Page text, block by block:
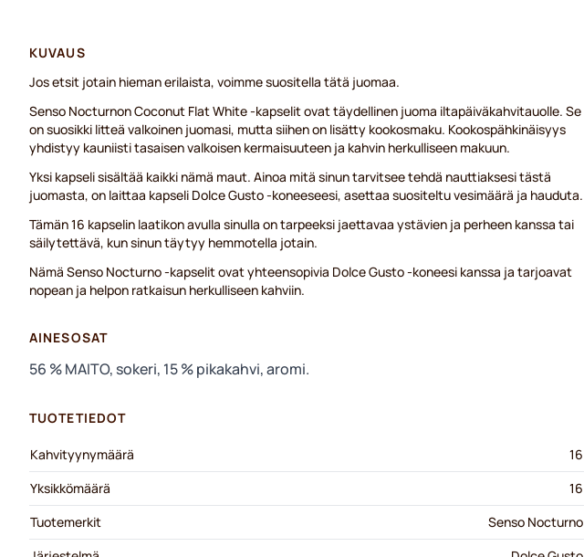
KUVAUS
Jos etsit jotain hieman erilaista, voimme suositella tätä juomaa.
Senso Nocturnon Coconut Flat White -kapselit ovat täydellinen juoma iltapäiväkahvitauolle. Se
on suosikki litteä valkoinen juomasi, mutta siihen on lisätty kookosmaku. Kookospähkinäisyys
yhdistyy kauniisti tasaisen valkoisen kermaisuuteen ja kahvin herkulliseen makuun.
Yksi kapseli sisältää kaikki nämä maut. Ainoa mitä sinun tarvitsee tehdä nauttiaksesi tästä
juomasta, on laittaa kapseli Dolce Gusto -koneeseesi, asettaa suositeltu vesimäärä ja hauduta.
Tämän 16 kapselin laatikon avulla sinulla on tarpeeksi jaettavaa ystävien ja perheen kanssa tai
säilytettävä, kun sinun täytyy hemmotella jotain.
Nämä Senso Nocturno -kapselit ovat yhteensopivia Dolce Gusto -koneesi kanssa ja tarjoavat
nopean ja helpon ratkaisun herkulliseen kahviin.
AINESOSAT
56 % MAITO, sokeri, 15 % pikakahvi, aromi.
TUOTETIEDOT
Kahvityynymäärä
16
Yksikkömäärä
16
Tuotemerkit
Senso Nocturno